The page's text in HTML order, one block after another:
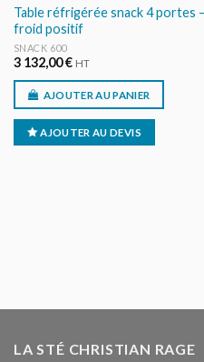
Table réfrigérée snack 4 portes –
froid positif
SNACK 600
3 132,00€ HT
AJOUTER AU PANIER
AJOUTER AU DEVIS
LA STÉ CHRISTIAN RAGE